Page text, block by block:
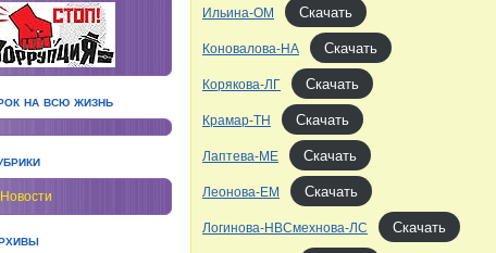
на всю жизнь
Новости
Ильина-ОМ Скачать
Коновалова-НА Скачать
Корякова-ЛГ Скачать
Крамар-ТН Скачать
Лаптева-МЕ Скачать
Леонова-ЕМ Скачать
Логинова-НВСмехнова-ЛС Скачать